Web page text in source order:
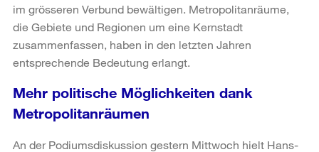
im grösseren Verbund bewältigen. Metropolitanräume,
die Gebiete und Regionen um eine Kernstadt
zusammenfassen, haben in den letzten Jahren
entsprechende Bedeutung erlangt.
Mehr politische Möglichkeiten dank
Metropolitanräumen
An der Podiumsdiskussion gestern Mittwoch hielt Hans-